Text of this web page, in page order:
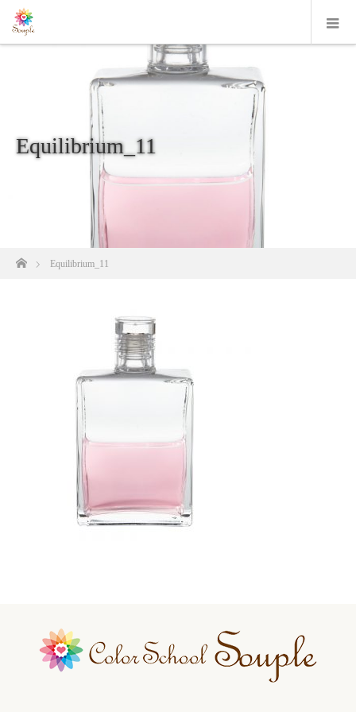
Equilibrium_11
ホームEquilibrium_11